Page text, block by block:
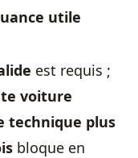
utile
est requis ;
voiture
technique plus
bloque en